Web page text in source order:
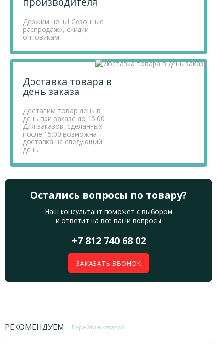
Держим цены! Сезонные
распродажи, скидки
оптовикам.
Доставка товара в
день заказа
Доставим товар день в
день при заказе до 15:00
Для заказов, сделанных
после 15:00 возможна
доставка на следующий
день
Остались вопросы по товару?
Наш консультант поможет с выбором
и ответит на все ваши вопросы
+7 812 740 68 02
ЗАКАЗАТЬ ЗВОНОК
РЕКОМЕНДУЕМ Перейти в каталог